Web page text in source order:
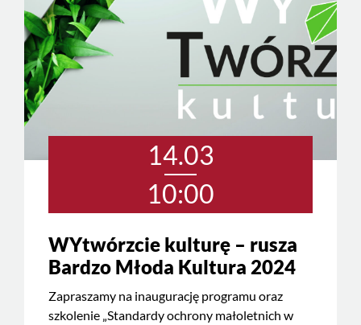
14.03
10:00
WYtwórzcie kulturę – rusza
Bardzo Młoda Kultura 2024
Zapraszamy na inaugurację programu oraz
szkolenie „Standardy ochrony małoletnich w